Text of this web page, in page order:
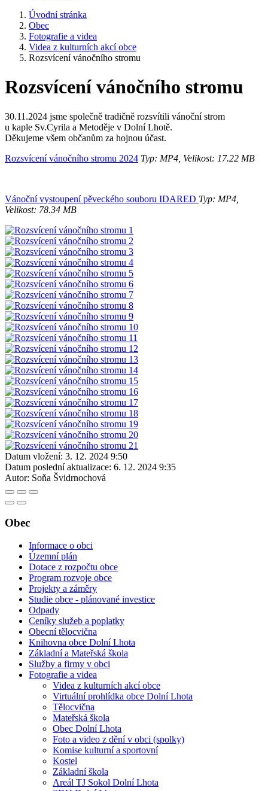
Úvodní stránka
Obec
Fotografie a videa
Videa z kulturních akcí obce
Rozsvícení vánočního stromu
Rozsvícení vánočního stromu
30.11.2024 jsme společně tradičně rozsvítili vánoční strom
u kaple Sv.Cyrila a Metoděje v Dolní Lhotě.
Děkujeme všem občanům za hojnou účast.
Rozsvícení vánočního stromu 2024 Typ: MP4, Velikost: 17.22 MB
Vánoční vystoupení pěveckého souboru IDARED Typ: MP4,
Velikost: 78.34 MB
Datum vložení: 3. 12. 2024 9:50
Datum poslední aktualizace: 6. 12. 2024 9:35
Autor: Soňa Švidrnochová
Obec
Informace o obci
Územní plán
Dotace z rozpočtu obce
Program rozvoje obce
Projekty a záměry
Studie obce - plánované investice
Odpady
Ceníky služeb a poplatky
Obecní tělocvična
Knihovna obce Dolní Lhota
Základní a Mateřská škola
Služby a firmy v obci
Fotografie a videa
Videa z kulturních akcí obce
Virtuální prohlídka obce Dolní Lhota
Tělocvična
Mateřská škola
Obec Dolní Lhota
Foto a video z dění v obci (spolky)
Komise kulturní a sportovní
Kostel
Základní škola
Areál TJ Sokol Dolní Lhota